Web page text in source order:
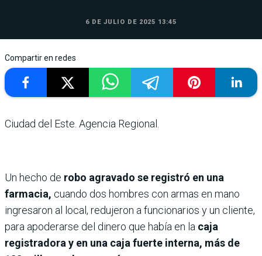
6 DE JULIO DE 2025 13:45
Compartir en redes
Ciudad del Este. Agencia Regional.
Un hecho de robo agravado se registró en una
farmacia, cuando dos hombres con armas en mano
ingresaron al local, redujeron a funcionarios y un cliente,
para apoderarse del dinero que había en la caja
registradora y en una caja fuerte interna, más de